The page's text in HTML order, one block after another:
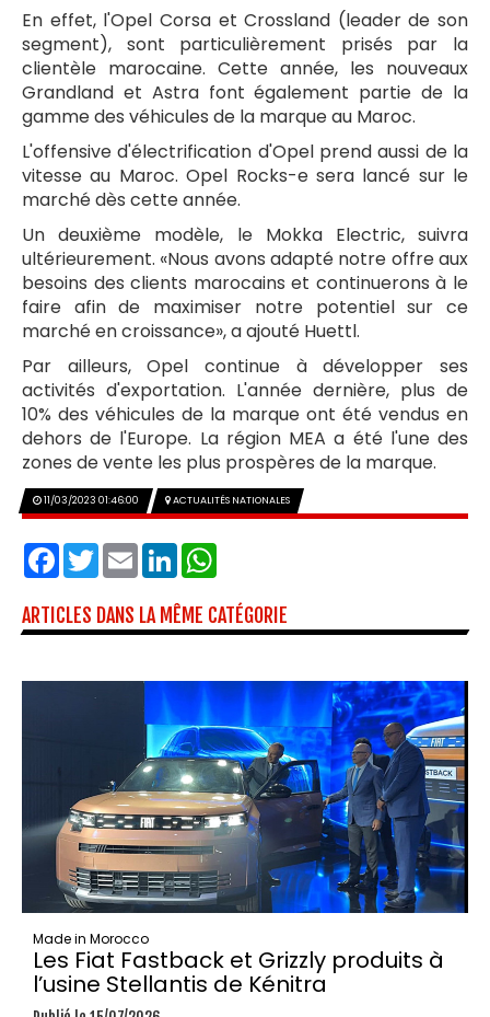
En effet, l'Opel Corsa et Crossland (leader de son
segment), sont particulièrement prisés par la
clientèle marocaine. Cette année, les nouveaux
Grandland et Astra font également partie de la
gamme des véhicules de la marque au Maroc.
L'offensive d'électrification d'Opel prend aussi de la
vitesse au Maroc. Opel Rocks-e sera lancé sur le
marché dès cette année.
Un deuxième modèle, le Mokka Electric, suivra
ultérieurement. «Nous avons adapté notre offre aux
besoins des clients marocains et continuerons à le
faire afin de maximiser notre potentiel sur ce
marché en croissance», a ajouté Huettl.
Par ailleurs, Opel continue à développer ses
activités d'exportation. L'année dernière, plus de
10% des véhicules de la marque ont été vendus en
dehors de l'Europe. La région MEA a été l'une des
zones de vente les plus prospères de la marque.
11/03/2023 01:46:00 ACTUALITÉS NATIONALES
Facebook
TwitterEmailLinkedIn
ARTICLES DANS LA MÊME CATÉGORIE
Made in Morocco
Les Fiat Fastback et Grizzly produits à
l’usine Stellantis de Kénitra